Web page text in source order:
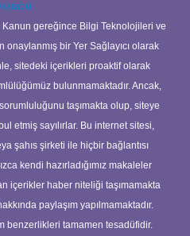
Kanun gereğince Bilgi Teknolojileri ve
onaylanmış bir Yer Sağlayıcı olarak
sitedeki içerikleri proaktif olarak
bulunmamaktadır. Ancak,
taşımakta olup, siteye
etmiş sayılırlar. Bu internet sitesi,
şahıs şirketi ile hiçbir bağlantısı
kendi hazırladığımız makaleler
içerikler haber niteliği taşımamakta
paylaşım yapılmamaktadır.
benzerlikleri tamamen tesadüfidir.